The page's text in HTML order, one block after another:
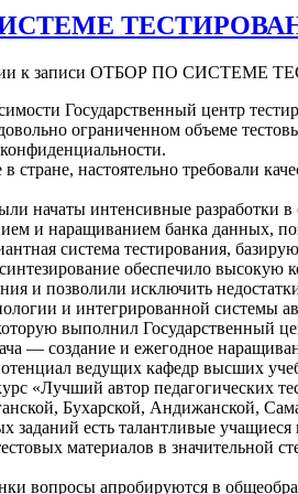
к записи ОТБОР ПО СИСТЕМЕ
Государственный центр
ограниченном объеме
настоятельно требовали
начаты интенсивные разработки
и наращиванием банка данных,
система тестирования,
обеспечило
и позволили исключить
и интегрированной системы
выполнил Государственный
— создание и ежегодное
ведущих кафедр высших
«Лучший автор педагогических
Бухарской, Андижанской,
заданий есть талантливые учащиеся
материалов в значительной
вопросы апробируются в